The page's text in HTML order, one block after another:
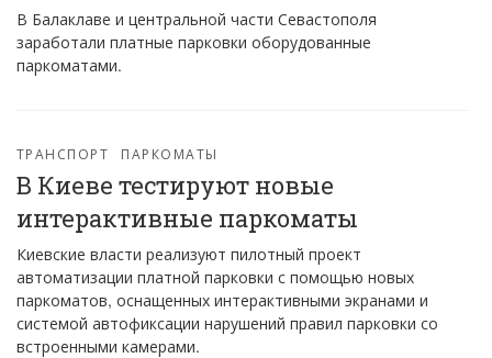
В Балаклаве и центральной части Севастополя
заработали платные парковки оборудованные
паркоматами.
ТРАНСПОРТ ПАРКОМАТЫ
В Киеве тестируют новые
интерактивные паркоматы
Киевские власти реализуют пилотный проект
автоматизации платной парковки с помощью новых
паркоматов, оснащенных интерактивными экранами и
системой автофиксации нарушений правил парковки со
встроенными камерами.